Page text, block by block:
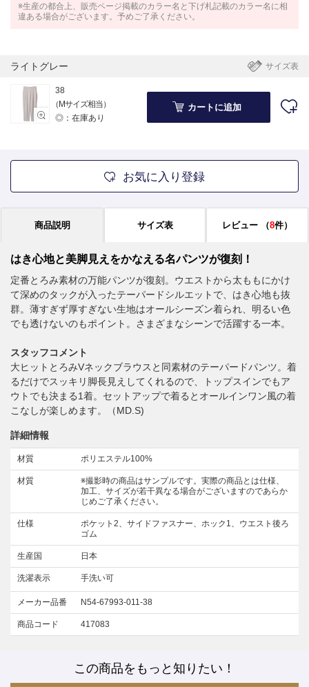
※生産の都合上、販売ページ掲載のカラー名と下げ札記載のカラー名に相
違ある場合がございます。予めご了承ください。
サイズ表
ライトグレー
38
（Mサイズ相当）
◎：在庫あり
カートに追加
お気に入り登録
商品説明 サイズ表 レビュー （8件）
はき心地と美脚見えをかなえる名パンツが復刻！
定番とろみ素材の万能パンツが復刻。ウエストから太ももにかけ
て深めのタックが入ったテーパードシルエットで、はき心地も抜
群。薄すぎず厚すぎない生地はオールシーズン着られ、明るい色
でも透けないのもポイント。さまざまなシーンで活躍する一本。
スタッフコメント
大ヒットとろみVネックブラウスと同素材のテーパードパンツ。着
るだけでスッキリ脚長見えしてくれるので、トップスインでもア
ウトでも決まる1着。セットアップで着るとオールインワン風の着
こなしが楽しめます。（MD.S)
詳細情報
材質 ポリエステル100%
材質
※撮影時の商品はサンプルです。実際の商品とは仕様、
加工、サイズが若干異なる場合がございますのであらか
じめご了承ください。
仕様
ポケット2、サイドファスナー、ホック1、ウエスト後ろ
ゴム
生産国 日本
洗濯表示 手洗い可
メーカー品番 N54-67993-011-38
商品コード 417083
この商品をもっと知りたい！